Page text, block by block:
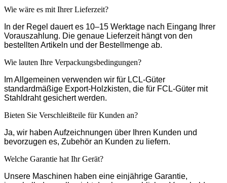
Wie wäre es mit Ihrer Lieferzeit?
In der Regel dauert es 10–15 Werktage nach Eingang Ihrer
Vorauszahlung. Die genaue Lieferzeit hängt von den
bestellten Artikeln und der Bestellmenge ab.
Wie lauten Ihre Verpackungsbedingungen?
Im Allgemeinen verwenden wir für LCL-Güter
standardmäßige Export-Holzkisten, die für FCL-Güter mit
Stahldraht gesichert werden.
Bieten Sie Verschleißteile für Kunden an?
Ja, wir haben Aufzeichnungen über Ihren Kunden und
bevorzugen es, Zubehör an Kunden zu liefern.
Welche Garantie hat Ihr Gerät?
Unsere Maschinen haben eine einjährige Garantie,